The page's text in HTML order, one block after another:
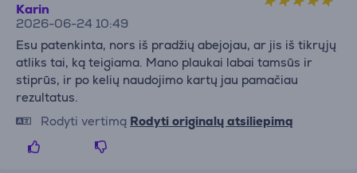
Karin
2026-06-24 10:49
Esu patenkinta, nors iš pradžių abejojau, ar jis iš tikrųjų
atliks tai, ką teigiama. Mano plaukai labai tamsūs ir
stiprūs, ir po kelių naudojimo kartų jau pamačiau
rezultatus.
Rodyti vertimą Rodyti originalų atsiliepimą